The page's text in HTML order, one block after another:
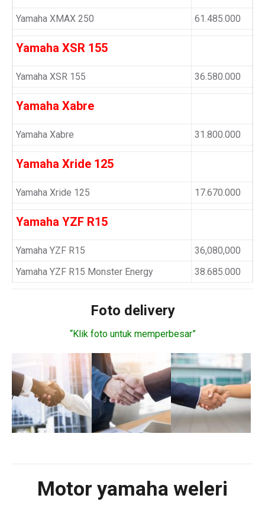
Yamaha XMAX 250 61.485.000
Yamaha XSR 155
Yamaha XSR 155 36.580.000
Yamaha Xabre
Yamaha Xabre 31.800.000
Yamaha Xride 125
Yamaha Xride 125 17.670.000
Yamaha YZF R15
Yamaha YZF R15
36,080,000
Yamaha YZF R15 Monster Energy
38.685.000
Foto delivery
“Klik foto untuk memperbesar”
Motor yamaha weleri